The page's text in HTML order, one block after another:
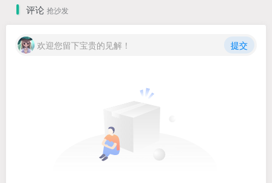
评论 抢沙发
欢迎您留下宝贵的见解！ 提交